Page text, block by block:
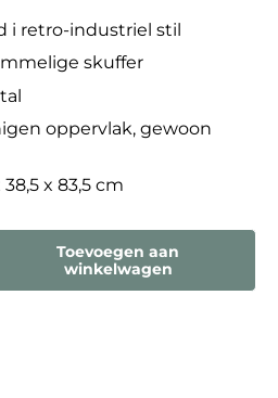
i retro-industriel stil
skuffer
oppervlak, gewoon
x 83,5 cm
de hoeveelheid
Toevoegen aan
winkelwagen